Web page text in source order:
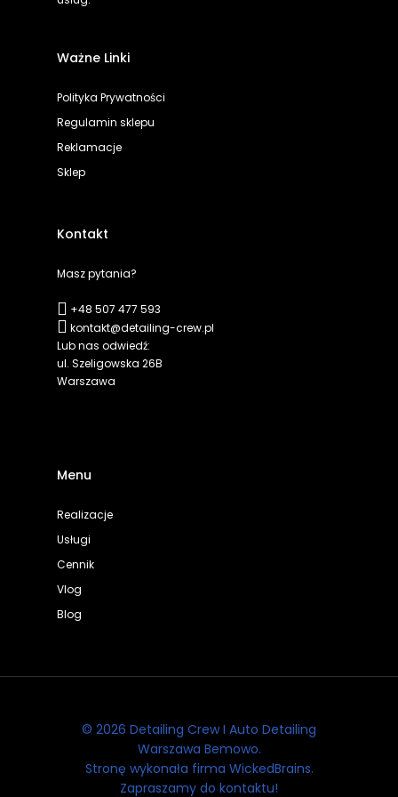
Ważne Linki
Polityka Prywatności
Regulamin sklepu
Reklamacje
Sklep
Kontakt
Masz pytania?
+48 507 477 593
kontakt@detailing-crew.pl
Lub nas odwiedź:
ul. Szeligowska 26B
Warszawa
Menu
Realizacje
Usługi
Cennik
Vlog
Blog
© 2026 Detailing Crew I Auto Detailing
Warszawa Bemowo.
Stronę wykonała firma WickedBrains.
Zapraszamy do kontaktu!